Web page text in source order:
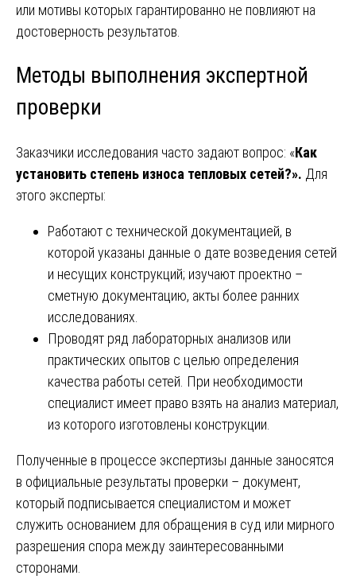
или мотивы которых гарантированно не повлияют на
достоверность результатов.
Методы выполнения экспертной
проверки
Заказчики исследования часто задают вопрос: «Как
установить степень износа тепловых сетей?». Для
этого эксперты:
Работают с технической документацией, в
которой указаны данные о дате возведения сетей
и несущих конструкций; изучают проектно –
сметную документацию, акты более ранних
исследованиях.
Проводят ряд лабораторных анализов или
практических опытов с целью определения
качества работы сетей. При необходимости
специалист имеет право взять на анализ материал,
из которого изготовлены конструкции.
Полученные в процессе экспертизы данные заносятся
в официальные результаты проверки – документ,
который подписывается специалистом и может
служить основанием для обращения в суд или мирного
разрешения спора между заинтересованными
сторонами.